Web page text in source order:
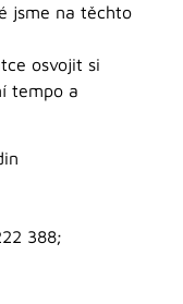
jsme na těchto
osvojit si
tempo a
388;